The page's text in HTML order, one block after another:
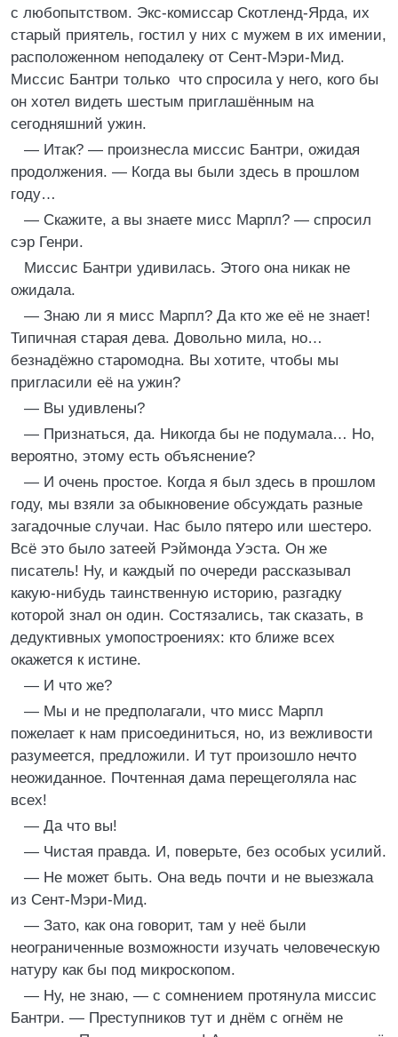
с любопытством. Экс-комиссар Скотленд-Ярда, их
старый приятель, гостил у них с мужем в их имении,
расположенном неподалеку от Сент-Мэри-Мид.
Миссис Бантри только что спросила у него, кого бы
он хотел видеть шестым приглашённым на
сегодняшний ужин.
— Итак? — произнесла миссис Бантри, ожидая
продолжения. — Когда вы были здесь в прошлом
году…
— Скажите, а вы знаете мисс Марпл? — спросил
сэр Генри.
Миссис Бантри удивилась. Этого она никак не
ожидала.
— Знаю ли я мисс Марпл? Да кто же её не знает!
Типичная старая дева. Довольно мила, но…
безнадёжно старомодна. Вы хотите, чтобы мы
пригласили её на ужин?
— Вы удивлены?
— Признаться, да. Никогда бы не подумала… Но,
вероятно, этому есть объяснение?
— И очень простое. Когда я был здесь в прошлом
году, мы взяли за обыкновение обсуждать разные
загадочные случаи. Нас было пятеро или шестеро.
Всё это было затеей Рэймонда Уэста. Он же
писатель! Ну, и каждый по очереди рассказывал
какую-нибудь таинственную историю, разгадку
которой знал он один. Состязались, так сказать, в
дедуктивных умопостроениях: кто ближе всех
окажется к истине.
— И что же?
— Мы и не предполагали, что мисс Марпл
пожелает к нам присоединиться, но, из вежливости
разумеется, предложили. И тут произошло нечто
неожиданное. Почтенная дама перещеголяла нас
всех!
— Да что вы!
— Чистая правда. И, поверьте, без особых усилий.
— Не может быть. Она ведь почти и не выезжала
из Сент-Мэри-Мид.
— Зато, как она говорит, там у неё были
неограниченные возможности изучать человеческую
натуру как бы под микроскопом.
— Ну, не знаю, — с сомнением протянула миссис
Бантри. — Преступников тут и днём с огнём не